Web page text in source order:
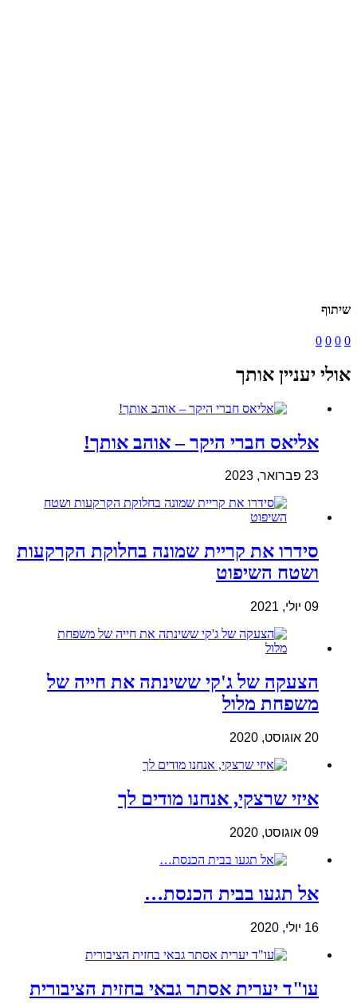
שיתוף
0
0
0
0
אולי יעניין אותך
אליאס חברי היקר – אוהב אותך!
23 פברואר, 2023
סידרו את קריית שמונה בחלוקת הקרקעות
ושטח השיפוט
09 יולי, 2021
הצעקה של ג'קי ששינתה את חייה של
משפחת מלול
20 אוגוסט, 2020
איזי שרצקי, אנחנו מודים לך
09 אוגוסט, 2020
אל תגעו בבית הכנסת…
16 יולי, 2020
עו"ד יערית אסתר גבאי בחזית הציבורית